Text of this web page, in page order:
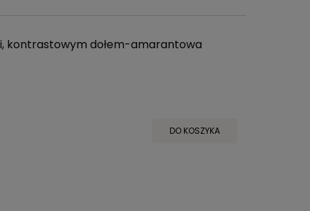
kontrastowym dołem-amarantowa
DO KOSZYKA